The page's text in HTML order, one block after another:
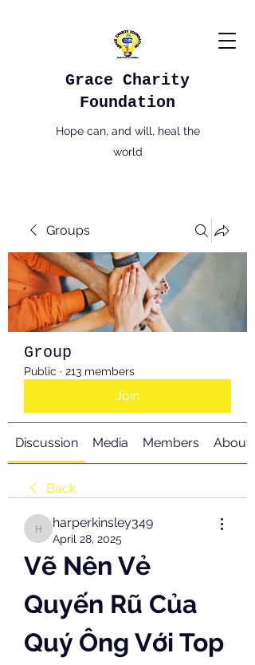
Grace Charity
Foundation
Hope can, and will, heal the
world
Groups
Group
Public · 213 members
Join
Discussion Media Members About
Back
harperkinsley349
harperkinsley349
April 28, 2025
Vẽ Nên Vẻ
Quyến Rũ Của
Quý Ông Với Top